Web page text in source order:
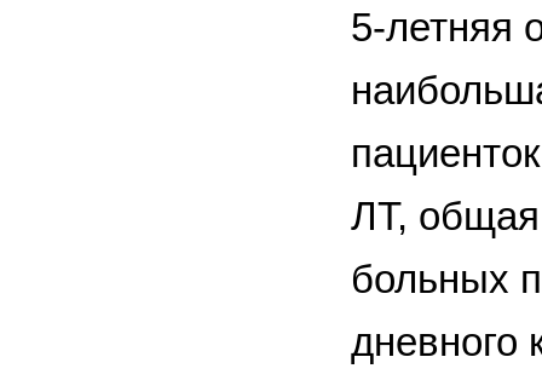
5-летняя
ЛТ, общая
больных
дневного